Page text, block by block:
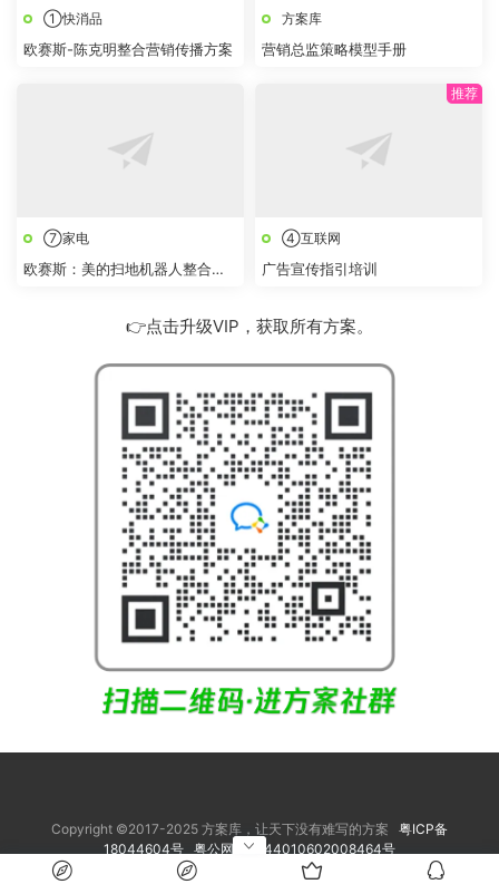
①快消品
欧赛斯-陈克明整合营销传播方案
方案库
营销总监策略模型手册
⑦家电
欧赛斯：美的扫地机器人整合数
④互联网
广告宣传指引培训
👉点击升级VIP，获取所有方案。
Copyright ©2017-2025 方案库，让天下没有难写的方案 粤ICP备
18044604号 粤公网安备 44010602008464号